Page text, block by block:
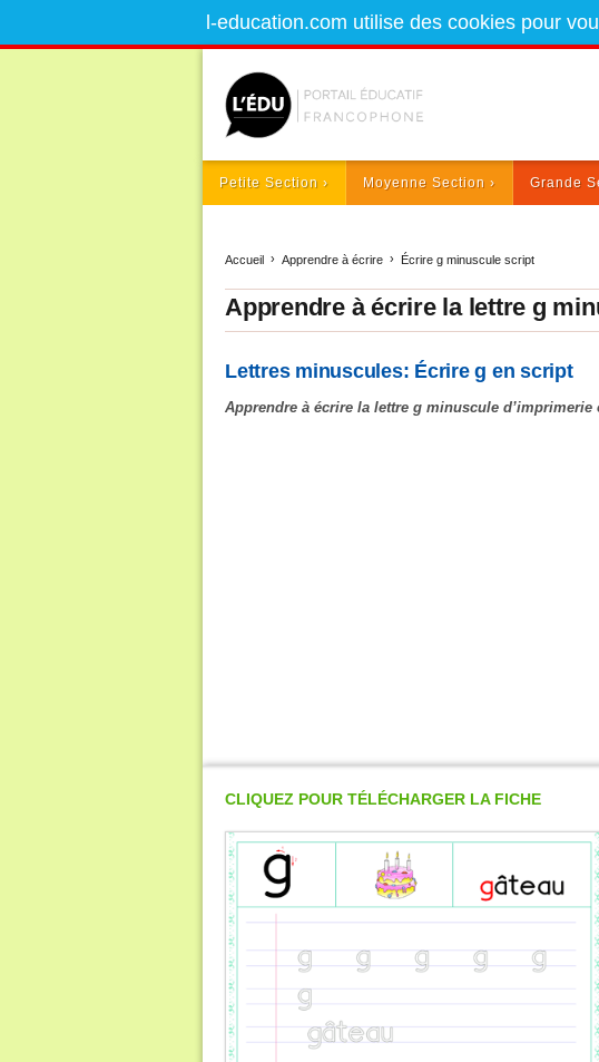
l-education.com utilise des cookies pour
Petite Section Moyenne Section Grande
Accueil Apprendre à écrire Écrire g minuscule script
Apprendre à écrire la lettre g
Lettres minuscules: Écrire g en script
Apprendre à écrire la lettre g minuscule
CLIQUEZ POUR TÉLÉCHARGER LA FICHE